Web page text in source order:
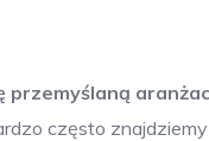
przemyślaną
często